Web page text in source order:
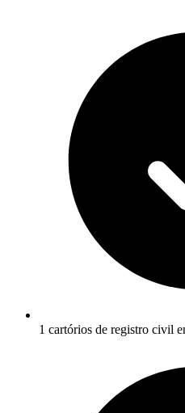
1 cartórios de registro civil